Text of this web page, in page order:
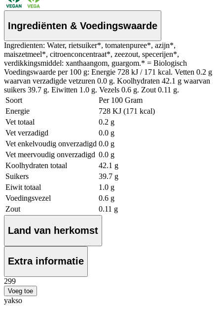
Ingrediënten & Voedingswaarde
Ingredienten: Water, rietsuiker*, tomatenpuree*, azijn*,
maiszetmeel*, citroenconcentraat*, zeezout, specerijen*,
verdikkingsmiddel: xanthaangom, guargom.* = Biologisch
Voedingswaarde per 100 g: Energie 728 kJ / 171 kcal. Vetten 0.2 g
waarvan verzadigde vetzuren 0.0 g. Koolhydraten 42.1 g waarvan
suikers 39.7 g. Eiwitten 1.0 g. Vezels 0.6 g. Zout 0.11 g.
Soort
Per 100 Gram
Energie
728 KJ (171 kcal)
Vet totaal
0.2 g
Vet verzadigd
0.0 g
Vet enkelvoudig onverzadigd 0.0 g
Vet meervoudig onverzadigd 0.0 g
Koolhydraten totaal
42.1 g
Suikers
39.7 g
Eiwit totaal
1.0 g
Voedingsvezel
0.6 g
Zout
0.11 g
Land van herkomst
Extra informatie
299
Voeg toe
yakso